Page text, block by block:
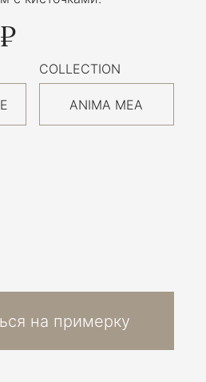
COLLECTION
ANIMA MEA
на примерку